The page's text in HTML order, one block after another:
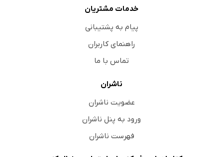
خدمات مشتریان
پیام به پشتیبانی
راهنمای کاربران
تماس با ما
ناشران
عضویت ناشران
ورود به پنل ناشران
فهرست ناشران